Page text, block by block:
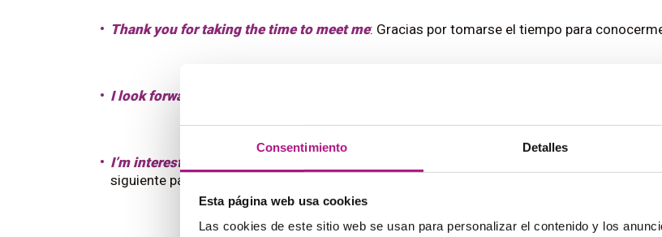
Consentimiento Detalles
Esta página web usa cookies
Las cookies de este sitio web se usan para personalizar el contenido y los
Thank you for taking the time to meet me: Gracias por tomarse el tiempo para
I look forward to your feedback
I’m interested in knowing what the next step in the process is
siguiente paso del proceso